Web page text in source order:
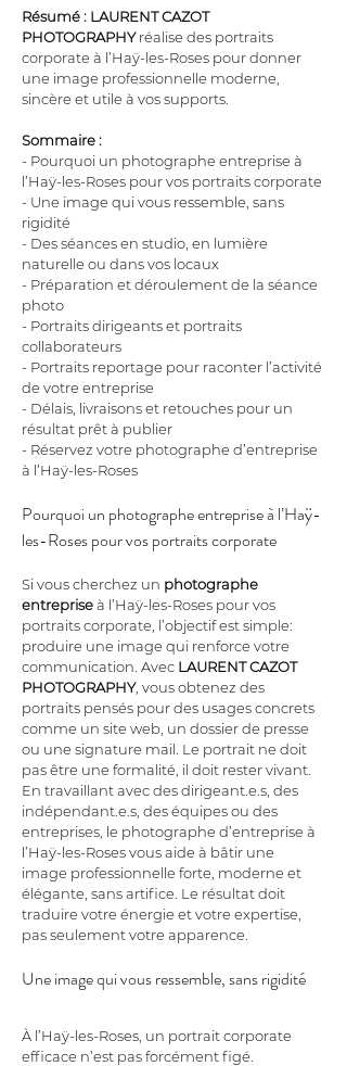
Résumé : LAURENT CAZOT
PHOTOGRAPHY réalise des portraits
corporate à l’Haÿ-les-Roses pour donner
une image professionnelle moderne,
sincère et utile à vos supports.
Sommaire :
- Pourquoi un photographe entreprise à
l’Haÿ-les-Roses pour vos portraits corporate
- Une image qui vous ressemble, sans
rigidité
- Des séances en studio, en lumière
naturelle ou dans vos locaux
- Préparation et déroulement de la séance
photo
- Portraits dirigeants et portraits
collaborateurs
- Portraits reportage pour raconter l’activité
de votre entreprise
- Délais, livraisons et retouches pour un
résultat prêt à publier
- Réservez votre photographe d’entreprise
à l’Haÿ-les-Roses
Pourquoi un photographe entreprise à l’Haÿ-
les-Roses pour vos portraits corporate
Si vous cherchez un photographe
entreprise à l’Haÿ-les-Roses pour vos
portraits corporate, l’objectif est simple:
produire une image qui renforce votre
communication. Avec LAURENT CAZOT
PHOTOGRAPHY, vous obtenez des
portraits pensés pour des usages concrets
comme un site web, un dossier de presse
ou une signature mail. Le portrait ne doit
pas être une formalité, il doit rester vivant.
En travaillant avec des dirigeant.e.s, des
indépendant.e.s, des équipes ou des
entreprises, le photographe d’entreprise à
l’Haÿ-les-Roses vous aide à bâtir une
image professionnelle forte, moderne et
élégante, sans artifice. Le résultat doit
traduire votre énergie et votre expertise,
pas seulement votre apparence.
Une image qui vous ressemble, sans rigidité
À l’Haÿ-les-Roses, un portrait corporate
efficace n’est pas forcément figé.